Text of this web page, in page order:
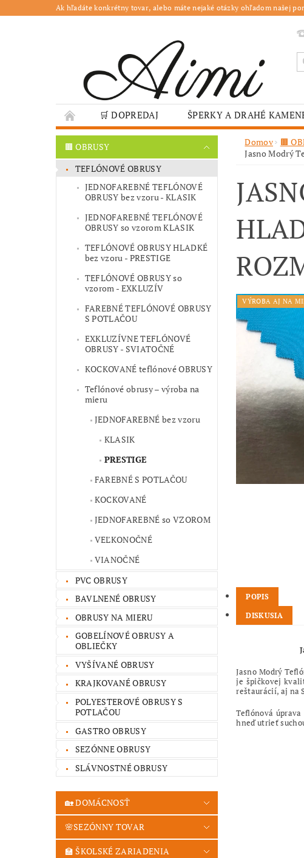
Ak hľadáte konkrétny tovar, alebo máte nejaké otázky ohľadom našej
🛒 DOPREDAJ ŠPERKY A DRAHÉ
🌳 ZÁHRADA
🍽️ GASTRO JESENNÉ
❤️ VALENTÍN – TIPY NA DARČEKY
GASTRO PREVÁDZKY
ŠKOLY A VEREJNÉ
🟫 OBRUSY
TEFLÓNOVÉ OBRUSY
JEDNOFAREBNÉ TEFLÓNOVÉ
OBRUSY bez vzoru - KLASIK
JEDNOFAREBNÉ TEFLÓNOVÉ
OBRUSY so vzorom KLASIK
TEFLÓNOVÉ OBRUSY HLADKÉ
bez vzoru - PRESTIGE
TEFLÓNOVÉ OBRUSY so
vzorom - EXKLUZÍV
FAREBNÉ TEFLÓNOVÉ OBRUSY
S POTLAČOU
EXKLUZÍVNE TEFLÓNOVÉ
OBRUSY - SVIATOČNÉ
KOCKOVANÉ teflónové OBRUSY
Teflónové obrusy – výroba na
mieru
JEDNOFAREBNÉ bez vzoru
KLASIK
PRESTIGE
FAREBNÉ S POTLAČOU
KOCKOVANÉ
JEDNOFAREBNÉ so VZOROM
VEĽKONOČNÉ
VIANOČNÉ
PVC OBRUSY
BAVLNENÉ OBRUSY
OBRUSY NA MIERU
GOBELÍNOVÉ OBRUSY A
OBLIEČKY
VYŠÍVANÉ OBRUSY
KRAJKOVANÉ OBRUSY
POLYESTEROVÉ OBRUSY S
POTLAČOU
GASTRO OBRUSY
SEZÓNNE OBRUSY
SLÁVNOSTNÉ OBRUSY
🏡 DOMÁCNOSŤ
🌸SEZÓNNY TOVAR
🏫 ŠKOLSKÉ ZARIADENIA
Domov 🟫
Jasno Modrý
VÝROBA AJ NA
POPIS
DISKUSIA
Jasno Modrý
je špičkovej
reštaurácií, aj na
Teflónová
hneď utrieť